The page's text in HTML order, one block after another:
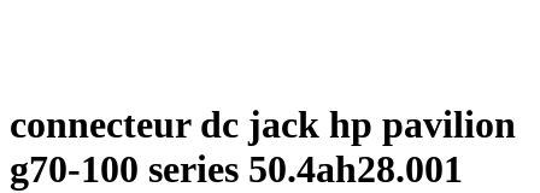
connecteur dc jack hp pavilion
g70-100 series 50.4ah28.001